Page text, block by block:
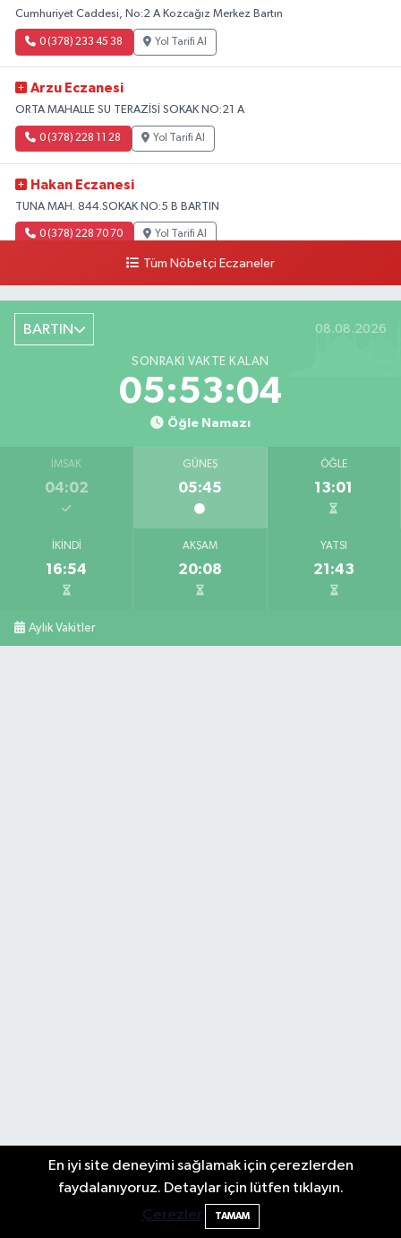
Cumhuriyet Caddesi, No:2 A Kozcağız Merkez Bartın
0 (378) 233 45 38 Yol Tarifi Al
Arzu Eczanesi
ORTA MAHALLE SU TERAZİSİ SOKAK NO:21 A
0 (378) 228 11 28 Yol Tarifi Al
Hakan Eczanesi
TUNA MAH. 844.SOKAK NO:5 B BARTIN
0 (378) 228 70 70 Yol Tarifi Al
Tüm Nöbetçi Eczaneler
BARTIN 08.08.2026
SONRAKI VAKTE KALAN
05:53:02
Öğle Namazı
İMSAK
04:02
GÜNEŞ
05:45
ÖĞLE
13:01
İKINDI
16:54
AKŞAM
20:08
YATSI
21:43
Aylık Vakitler
En iyi site deneyimi sağlamak için çerezlerden
faydalanıyoruz. Detaylar için lütfen tıklayın.
Çerezler
TAMAM